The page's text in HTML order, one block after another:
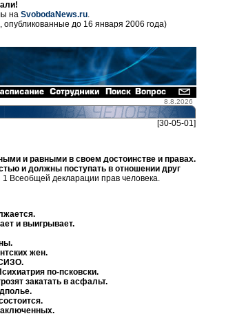
на SvobodaNews.ru.
до 16 января 2006 года)
8.8.2026
[30-05-01]
и равными в своем достоинстве и правах.
и должны поступать в отношении друг
1 Всеобщей декларации прав человека.
и выигрывает.
жен.
по-псковски.
закатать в асфальт.